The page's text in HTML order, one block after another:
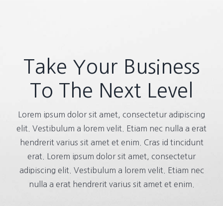
Take Your Business
To The Next Level
Lorem ipsum dolor sit amet, consectetur adipiscing
elit. Vestibulum a lorem velit. Etiam nec nulla a erat
hendrerit varius sit amet et enim. Cras id tincidunt
erat. Lorem ipsum dolor sit amet, consectetur
adipiscing elit. Vestibulum a lorem velit. Etiam nec
nulla a erat hendrerit varius sit amet et enim.